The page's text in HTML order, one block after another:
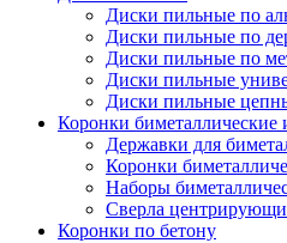
Диски пильные по
Диски пильные по
Диски пильные по
Диски пильные
Диски пильные
Коронки биметаллические
Державки для
Коронки
Наборы
Сверла
Коронки по бетону